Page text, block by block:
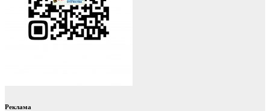
Реклама